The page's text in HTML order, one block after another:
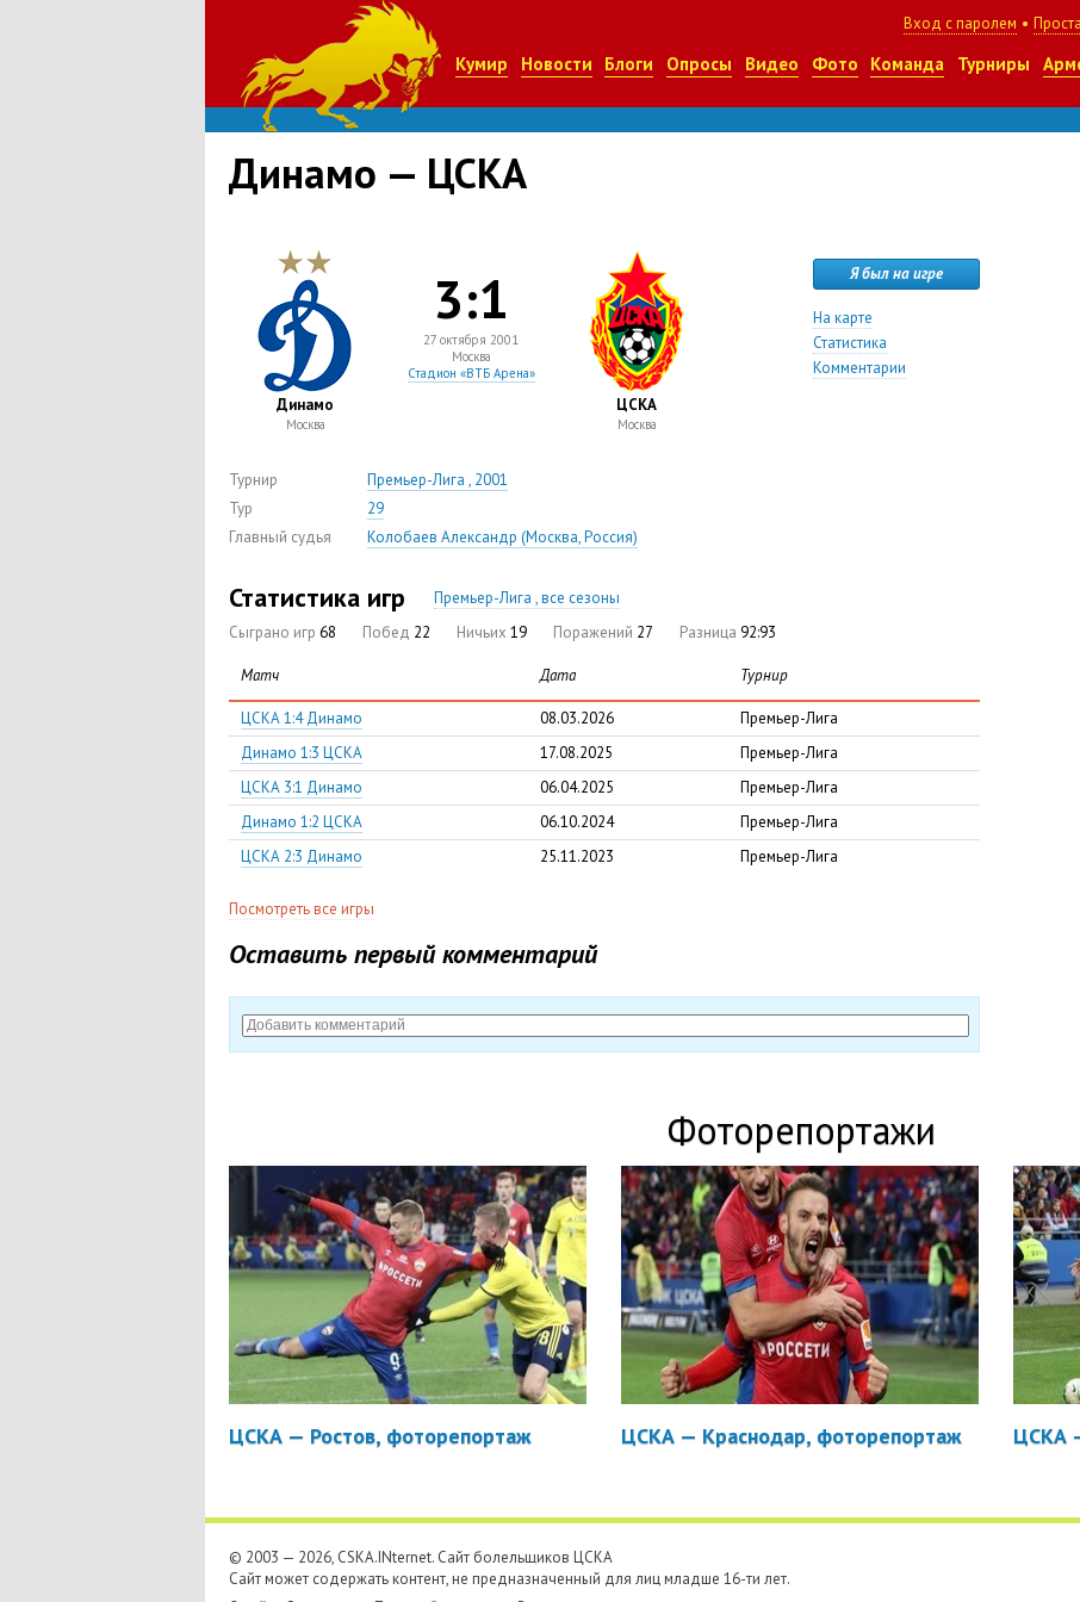
Вход с паролем •
Кумир Новости Блоги Опросы Видео Фото Команда Турниры
Динамо — ЦСКА
Динамо
Москва
3:1
27 октября 2001
Москва
Стадион «ВТБ Арена»
ЦСКА
Москва
Турнир
Премьер-Лига , 2001
Тур
29
Главный судья
Колобаев Александр (Москва, Россия)
Я был на игре
На карте
Статистика
Комментарии
Статистика игр
Премьер-Лига , все сезоны
Сыграно игр 68 Побед 22 Ничьих 19 Поражений 27 Разница 92:93
Матч Дата Турнир
ЦСКА 1:4 Динамо 08.03.2026
Премьер-Лига
Динамо 1:3 ЦСКА
17.08.2025
Премьер-Лига
ЦСКА 3:1 Динамо
06.04.2025
Премьер-Лига
Динамо 1:2 ЦСКА
06.10.2024
Премьер-Лига
ЦСКА 2:3 Динамо
25.11.2023 Премьер-Лига
Посмотреть все игры
Оставить первый комментарий
Фоторепортажи
ЦСКА — Ростов, фоторепортаж ЦСКА — Краснодар, фоторепортаж ЦСКА
© 2003 — 2026, CSKA.INternet. Cайт болельщиков ЦСКА
Сайт может содержать контент, не предназначенный для лиц младше 16-ти лет.